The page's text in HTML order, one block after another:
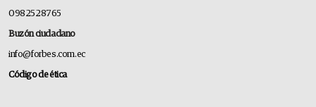
0982528765
Buzón ciudadano
info@forbes.com.ec
Código de ética